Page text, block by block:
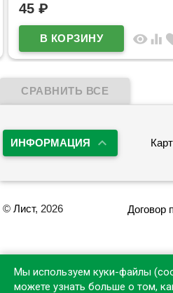
45₽
visibilityequalizer
ИНФОРМАЦИЯ
© Лист, 2026 Договор
Мы используем куки-файлы
можете узнать больше о том,